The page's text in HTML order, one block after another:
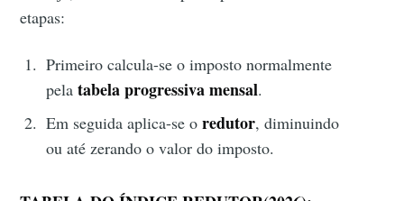
etapas:
Primeiro calcula-se o imposto normalmente
pelatabela progressiva mensal.
Em seguida aplica-se oredutor, diminuindo
ou até zerando o valor do imposto.